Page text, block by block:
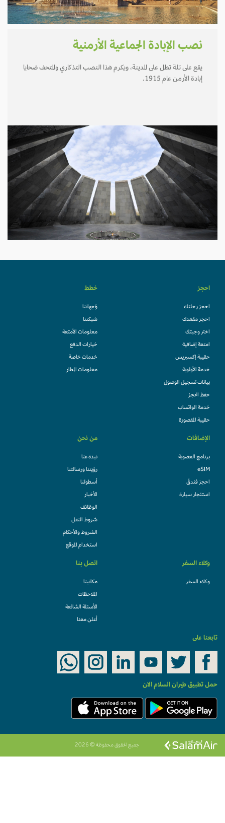
نصب الإبادة الجماعية الأرمنية
يقع على تلة تطل على المدينة، ويكرم هذا النصب التذكاري والمتحف ضحايا
إبادة الأرمن عام 1915.
احجز
احجز رحلتك
احجز مقعدك
اختر وجبتك
امتعة إضافية
حقيبة إكسبريس
خدمة الأولوية
بيانات تسجيل الوصول
حفظ الحجز
خدمة الواتساب
حقيبة المقصورة
خطط
وُجهاتنا
شبكتنا
معلومات الأمتعة
خيارات الدفع
خدمات خاصة
معلومات المطار
الإضافات
برنامج العضوية
eSIM
احجز فندقً
استئجار سيارة
من نحن
نبذة عنا
رؤيتنا ورسالتنا
أسطولنا
الأخبار
الوظائف
شروط النقل
الشروط والأحكام
استخدام الموقع
وكلاء السفر
وكلاء السفر
اتصل بنا
مكاتبنا
الملاحظات
الأسئلة الشائعة
أعلن معنا
تابعنا على
حمل تطبيق طيران السلام الان
جميع الحقوق محفوظة © 2026